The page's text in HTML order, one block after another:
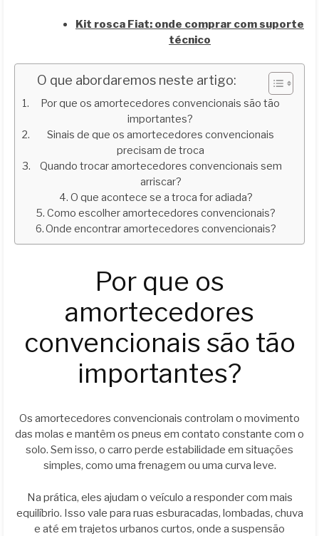
Kit rosca Fiat: onde comprar com suporte
técnico
O que abordaremos neste artigo:
Por que os amortecedores convencionais são tão
importantes?
Sinais de que os amortecedores convencionais
precisam de troca
Quando trocar amortecedores convencionais sem
arriscar?
O que acontece se a troca for adiada?
Como escolher amortecedores convencionais?
Onde encontrar amortecedores convencionais?
Por que os
amortecedores
convencionais são tão
importantes?
Os amortecedores convencionais controlam o movimento
das molas e mantêm os pneus em contato constante com o
solo. Sem isso, o carro perde estabilidade em situações
simples, como uma frenagem ou uma curva leve.
Na prática, eles ajudam o veículo a responder com mais
equilíbrio. Isso vale para ruas esburacadas, lombadas, chuva
e até em trajetos urbanos curtos, onde a suspensão